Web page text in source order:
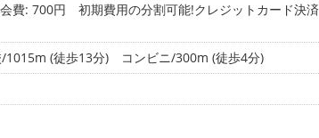
費: 700円
初期費用の分割可能!クレジットカード決
1015m (徒歩13分)
コンビニ/300m (徒歩4分)